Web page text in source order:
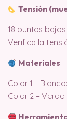
Tensión
18 puntos bajos
Verifica la
Materiales
Color 1 –
Color 2 –